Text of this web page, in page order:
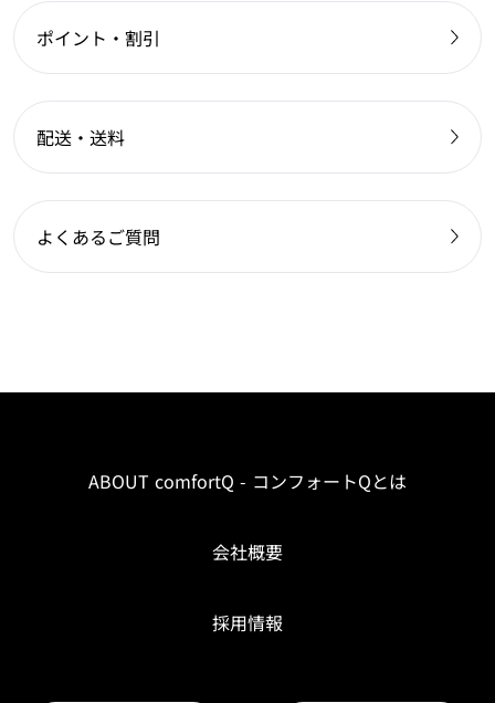
ポイント・割引
配送・送料
よくあるご質問
ABOUT comfortQ - コンフォートQとは
会社概要
採用情報